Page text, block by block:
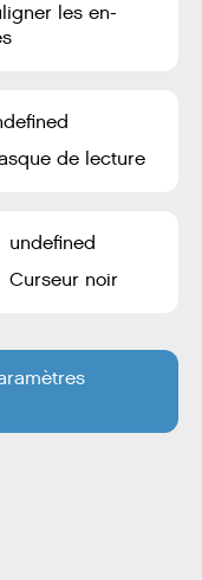
les en-
de lecture
undefined
Curseur noir
fonctionnement de
nécessitent